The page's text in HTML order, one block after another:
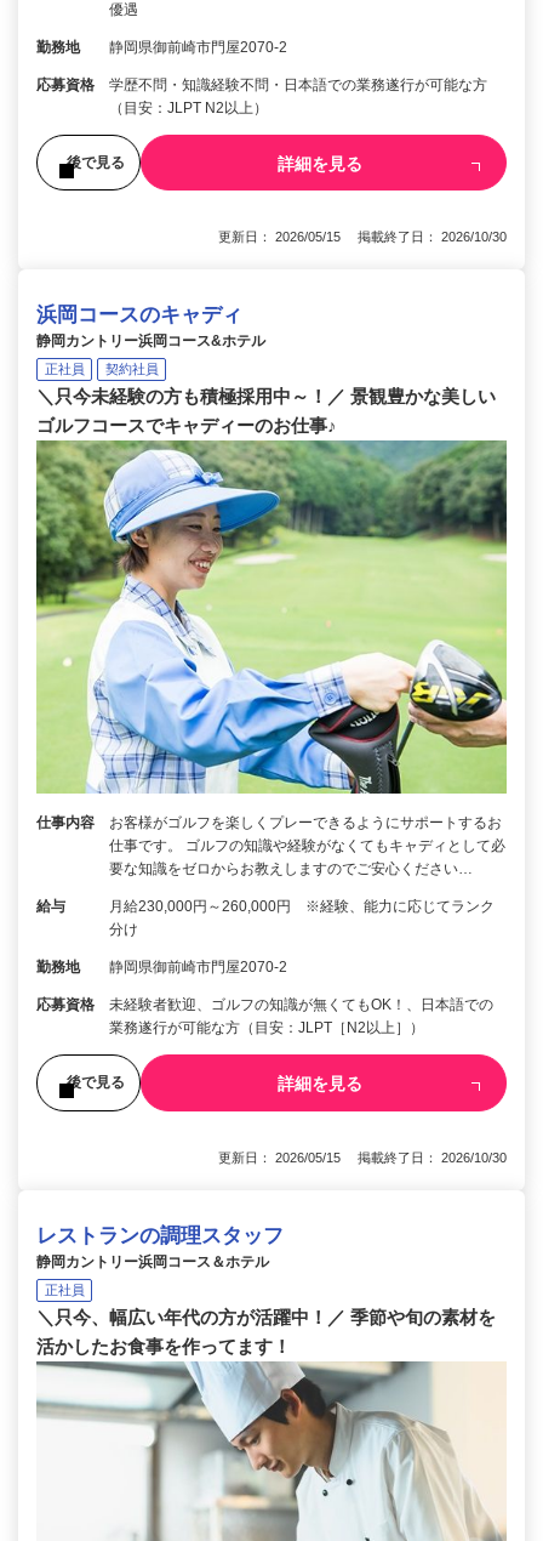
優遇
勤務地 静岡県御前崎市門屋2070-2
応募資格
学歴不問・知識経験不問・日本語での業務遂行が可能な方
（目安：JLPT N2以上）
後で見る 詳細を見る
更新日： 2026/05/15 掲載終了日： 2026/10/30
浜岡コースのキャディ
静岡カントリー浜岡コース&ホテル
正社員 契約社員
＼只今未経験の方も積極採用中～！／ 景観豊かな美しい
ゴルフコースでキャディーのお仕事♪
仕事内容
お客様がゴルフを楽しくプレーできるようにサポートするお
仕事です。 ゴルフの知識や経験がなくてもキャディとして必
要な知識をゼロからお教えしますのでご安心ください…
給与
月給230,000円～260,000円 ※経験、能力に応じてランク
分け
勤務地 静岡県御前崎市門屋2070-2
応募資格
未経験者歓迎、ゴルフの知識が無くてもOK！、日本語での
業務遂行が可能な方（目安：JLPT［N2以上］）
後で見る 詳細を見る
更新日： 2026/05/15 掲載終了日： 2026/10/30
レストランの調理スタッフ
静岡カントリー浜岡コース＆ホテル
正社員
＼只今、幅広い年代の方が活躍中！／ 季節や旬の素材を
活かしたお食事を作ってます！